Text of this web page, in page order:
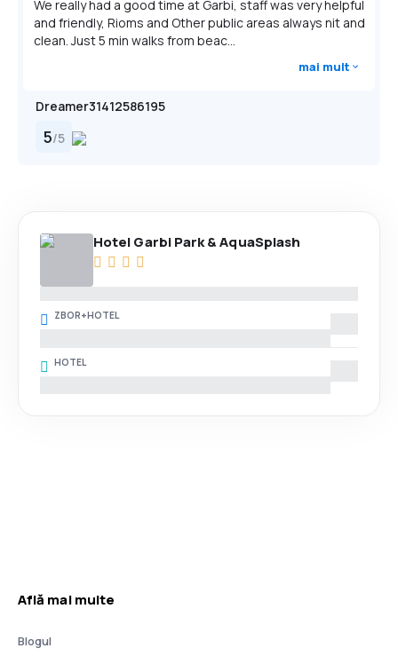
Dreamer31412586195
5/5
We really had a good time at Garbi, staff was very helpful
and friendly, Rioms and Other public areas always nit and
clean. Just 5 min walks from beac...
mai mult
Hotel Garbi Park & AquaSplash
ZBOR+HOTEL
HOTEL
Află mai multe
Blogul